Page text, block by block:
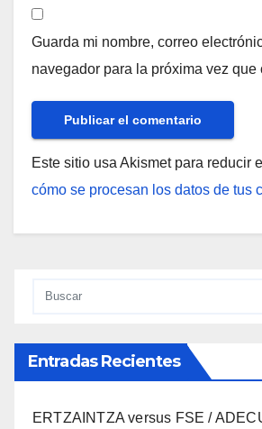
Guarda mi nombre, correo
navegador para la próxima vez que
Este sitio usa Akismet para reducir
cómo se procesan los datos de tus
Entradas Recientes
ERTZAINTZA versus FSE /